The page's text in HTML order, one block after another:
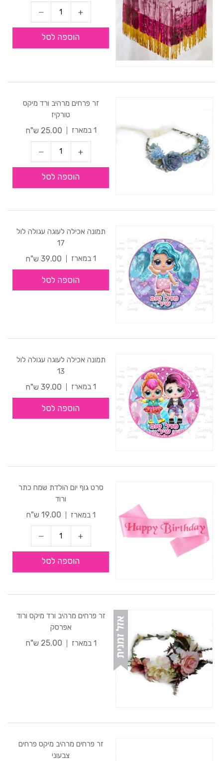
הוספה לסל
זר פרחים מרהיב ורד מיקס
טורקיז
1 במארז
25.00 ש"ח
הוספה לסל
תמונה אכילה לעוגה עגולה לול
17
1 במארז
39.00 ש"ח
הוספה לסל
תמונה אכילה לעוגה עגולה לול
13
1 במארז
39.00 ש"ח
הוספה לסל
סרט גוף יום הולדת שמח כתר
ורוד
1 במארז
19.00 ש"ח
הוספה לסל
זר פרחים מרהיב ורד מיקס ורוד
אפרסק
1 במארז
25.00 ש"ח
זר פרחים מרהיב מיקס פרחים
צבעוני